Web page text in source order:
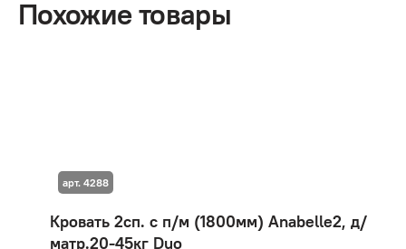
Похожие товары
Кровать 2сп. с п/м (1800мм) Anabelle2, д/
матр.20-45кг Duo
арт. 4288